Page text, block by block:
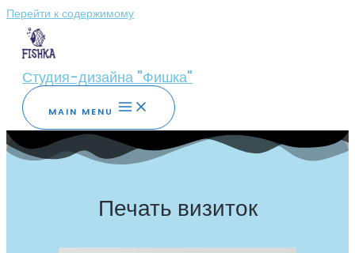
Перейти к содержимому
Студия-дизайна "Фишка"
MAIN MENU
Печать визиток